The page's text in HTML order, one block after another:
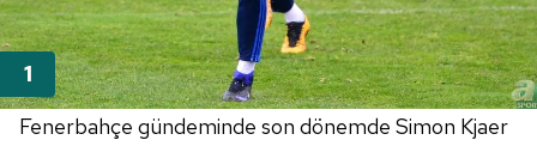
Fenerbahçe gündeminde son dönemde Simon Kjaer